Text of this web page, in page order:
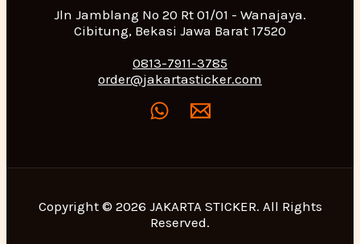
Jln Jamblang No 20 Rt 01/01 - Wanajaya.
Cibitung, Bekasi Jawa Barat 17520
0813-7911-3785
order@jakartasticker.com
Copyright © 2026 JAKARTA STICKER. All Rights
Reserved.